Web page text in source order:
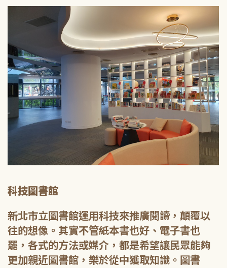
科技圖書館
新北市立圖書館運用科技來推廣閱讀，顛覆以
往的想像。其實不管紙本書也好、電子書也
罷，各式的方法或媒介，都是希望讓民眾能夠
更加親近圖書館，樂於從中獲取知識。圖書